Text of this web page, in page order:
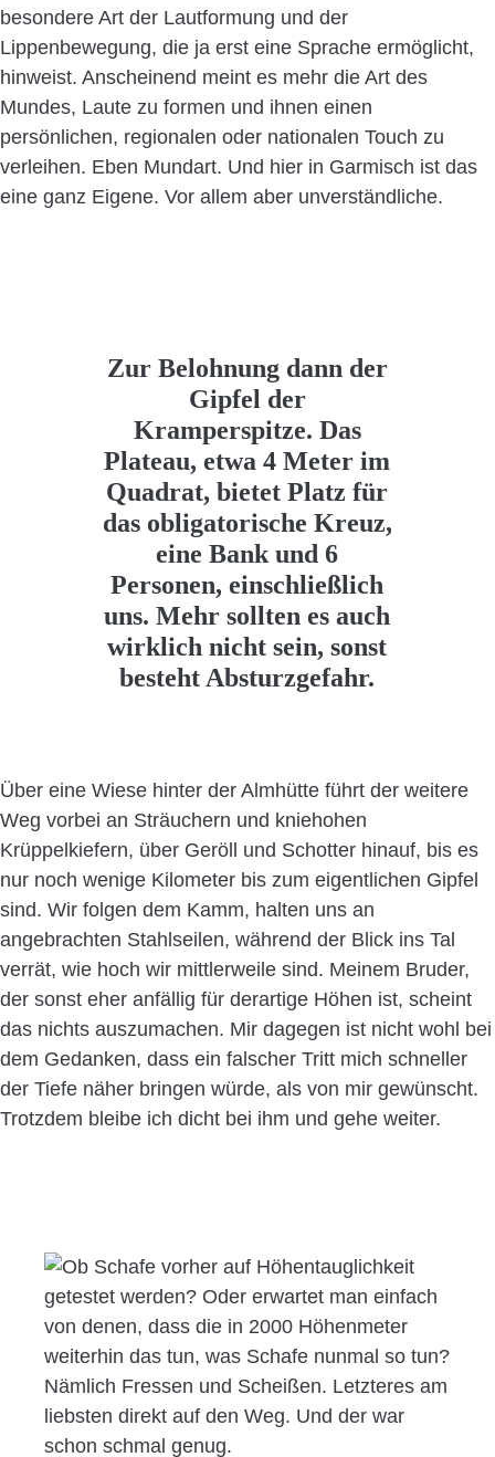
besondere Art der Lautformung und der
Lippenbewegung, die ja erst eine Sprache ermöglicht,
hinweist. Anscheinend meint es mehr die Art des
Mundes, Laute zu formen und ihnen einen
persönlichen, regionalen oder nationalen Touch zu
verleihen. Eben Mundart. Und hier in Garmisch ist das
eine ganz Eigene. Vor allem aber unverständliche.
Zur Belohnung dann der
Gipfel der
Kramperspitze. Das
Plateau, etwa 4 Meter im
Quadrat, bietet Platz für
das obligatorische Kreuz,
eine Bank und 6
Personen, einschließlich
uns. Mehr sollten es auch
wirklich nicht sein, sonst
besteht Absturzgefahr.
Über eine Wiese hinter der Almhütte führt der weitere
Weg vorbei an Sträuchern und kniehohen
Krüppelkiefern, über Geröll und Schotter hinauf, bis es
nur noch wenige Kilometer bis zum eigentlichen Gipfel
sind. Wir folgen dem Kamm, halten uns an
angebrachten Stahlseilen, während der Blick ins Tal
verrät, wie hoch wir mittlerweile sind. Meinem Bruder,
der sonst eher anfällig für derartige Höhen ist, scheint
das nichts auszumachen. Mir dagegen ist nicht wohl bei
dem Gedanken, dass ein falscher Tritt mich schneller
der Tiefe näher bringen würde, als von mir gewünscht.
Trotzdem bleibe ich dicht bei ihm und gehe weiter.